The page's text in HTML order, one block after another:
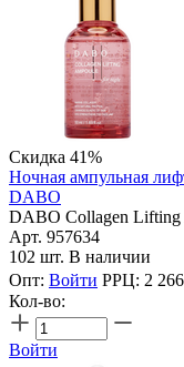
Скидка 41%
Ночная ампульная
DABO
DABO Collagen Lifting
Арт. 957634
102 шт. В наличии
Опт: Войти РРЦ: 2 266
Кол-во:
Войти